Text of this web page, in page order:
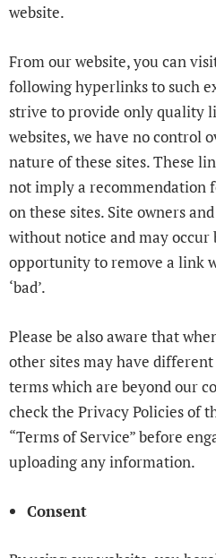
website.
From our website, you can
following hyperlinks to such
strive to provide only quality
websites, we have no control
nature of these sites. These
not imply a recommendation
on these sites. Site owners
without notice and may occur
opportunity to remove a link
‘bad’.
Please be also aware that
other sites may have
terms which are beyond our
check the Privacy Policies of
“Terms of Service” before
uploading any information.
Consent